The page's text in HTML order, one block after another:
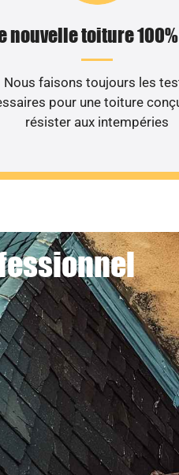
nouvelle toiture
Nous faisons toujours les
pour une toiture
résister aux intempéries